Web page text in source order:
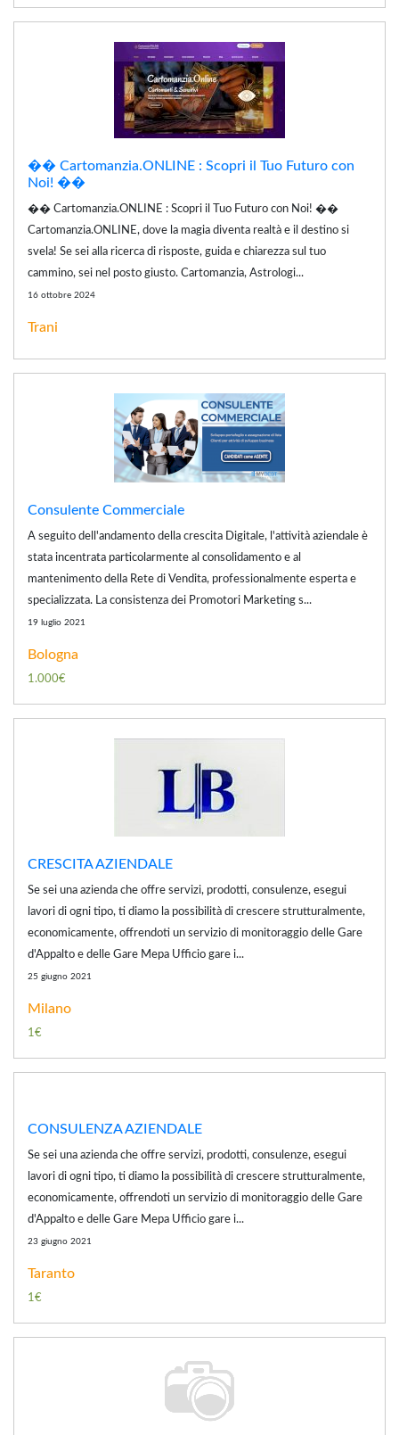
�� Cartomanzia.ONLINE : Scopri il Tuo Futuro con
Noi! ��
�� Cartomanzia.ONLINE : Scopri il Tuo Futuro con Noi! ��
Cartomanzia.ONLINE, dove la magia diventa realtà e il destino si
svela! Se sei alla ricerca di risposte, guida e chiarezza sul tuo
cammino, sei nel posto giusto. Cartomanzia, Astrologi...
16 ottobre 2024
Trani
Consulente Commerciale
A seguito dell'andamento della crescita Digitale, l'attività aziendale è
stata incentrata particolarmente al consolidamento e al
mantenimento della Rete di Vendita, professionalmente esperta e
specializzata. La consistenza dei Promotori Marketing s...
19 luglio 2021
Bologna
1.000€
CRESCITA AZIENDALE
Se sei una azienda che offre servizi, prodotti, consulenze, esegui
lavori di ogni tipo, ti diamo la possibilità di crescere strutturalmente,
economicamente, offrendoti un servizio di monitoraggio delle Gare
d'Appalto e delle Gare Mepa Ufficio gare i...
25 giugno 2021
Milano
1€
CONSULENZA AZIENDALE
Se sei una azienda che offre servizi, prodotti, consulenze, esegui
lavori di ogni tipo, ti diamo la possibilità di crescere strutturalmente,
economicamente, offrendoti un servizio di monitoraggio delle Gare
d'Appalto e delle Gare Mepa Ufficio gare i...
23 giugno 2021
Taranto
1€